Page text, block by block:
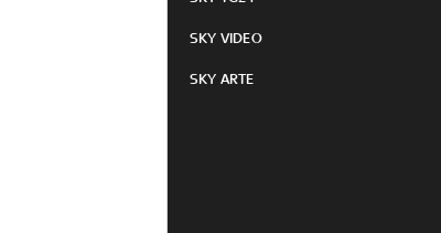
SKY VIDEO
SKY ARTE